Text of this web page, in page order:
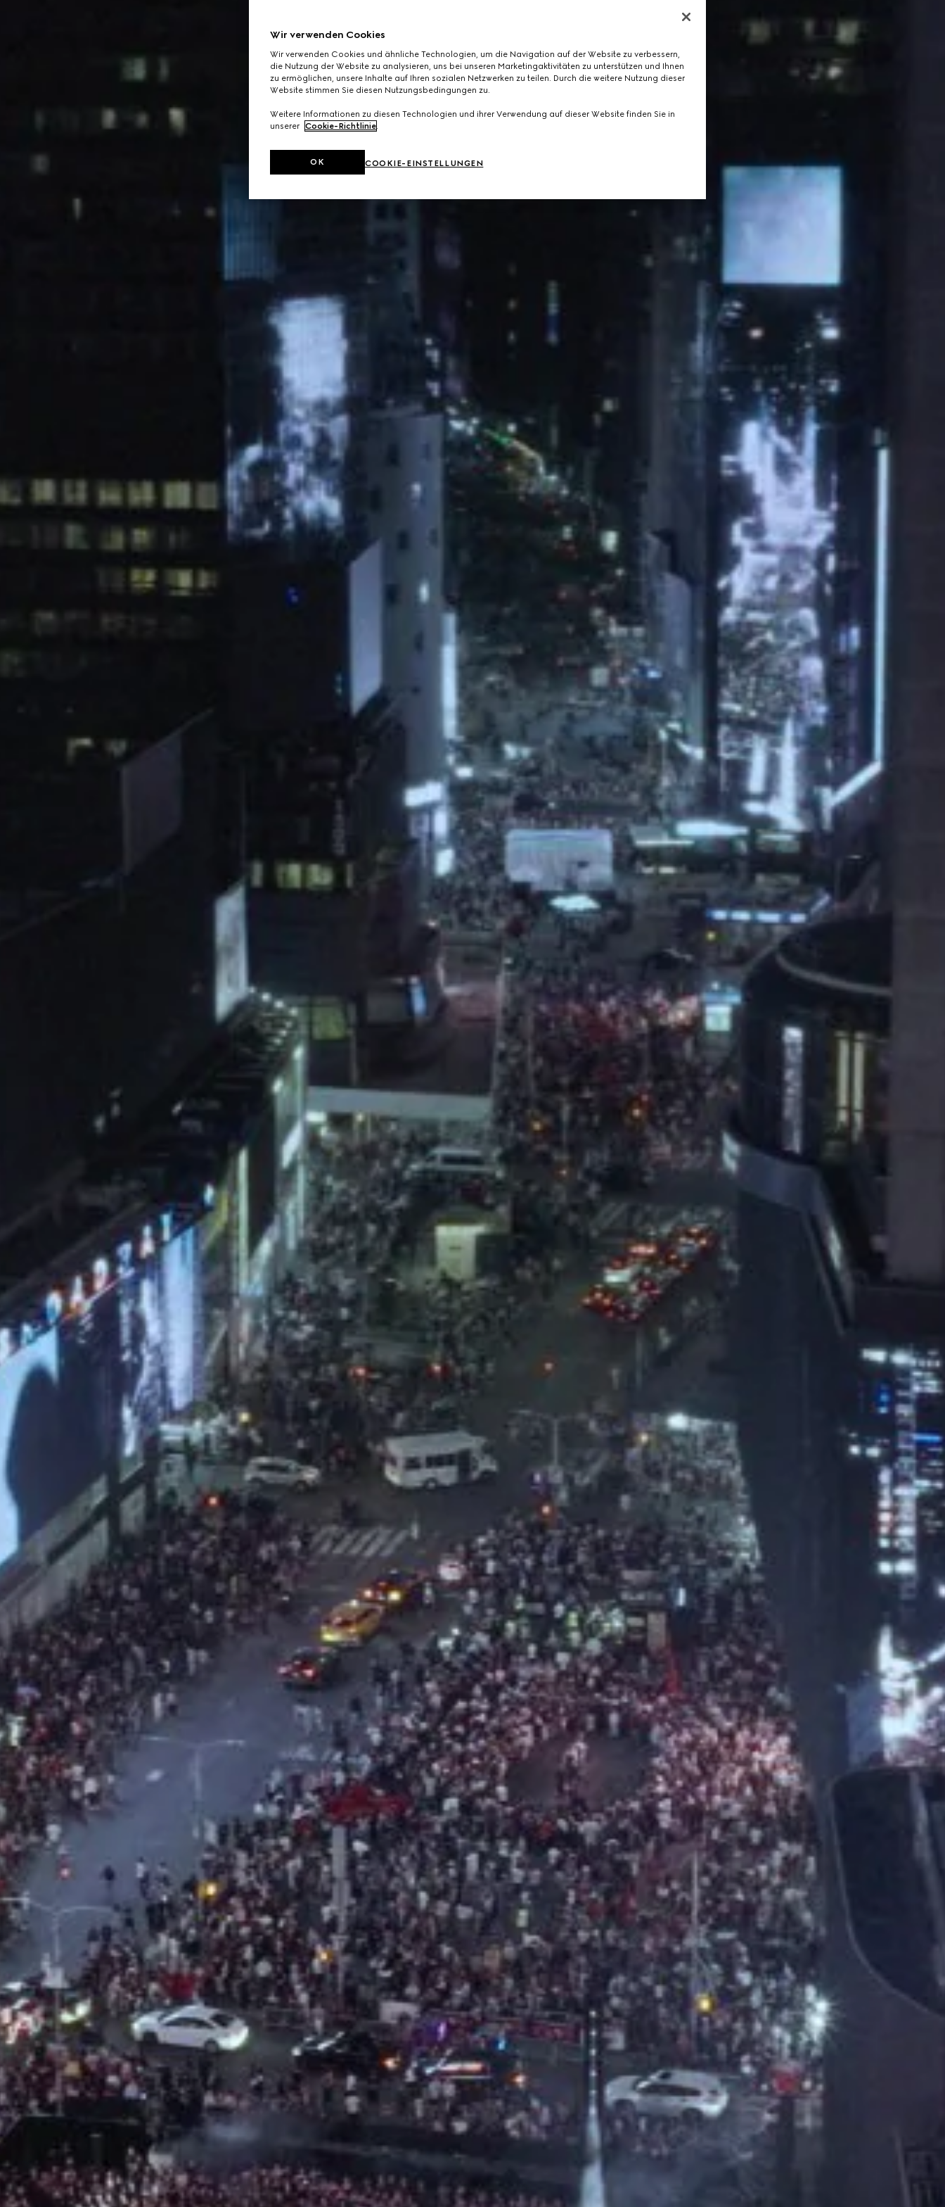
Wir verwenden Cookies
Wir verwenden Cookies und ähnliche Technologien, um die Navigation auf der Website zu verbessern,
die Nutzung der Website zu analysieren, uns bei unseren Marketingaktivitäten zu unterstützen und Ihnen
zu ermöglichen, unsere Inhalte auf Ihren sozialen Netzwerken zu teilen. Durch die weitere Nutzung dieser
Website stimmen Sie diesen Nutzungsbedingungen zu.
Weitere Informationen zu diesen Technologien und ihrer Verwendung auf dieser Website finden Sie in
unserer Cookie-Richtlinie.
COOKIE-EINSTELLUNGEN
OK